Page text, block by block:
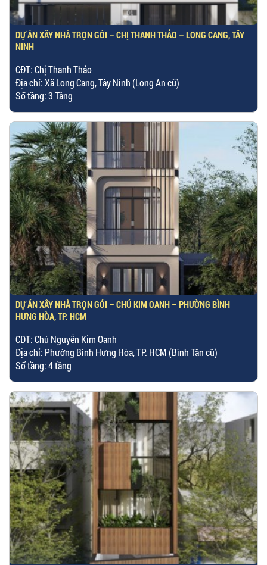
DỰ ÁN XÂY NHÀ TRỌN GÓI – CHỊ THANH THẢO – LONG CANG, TÂY
NINH
CĐT: Chị Thanh Thảo
Địa chỉ: Xã Long Cang, Tây Ninh (Long An cũ)
Số tầng: 3 Tầng
DỰ ÁN XÂY NHÀ TRỌN GÓI – CHÚ KIM OANH – PHƯỜNG BÌNH
HƯNG HÒA, TP. HCM
CĐT: Chú Nguyễn Kim Oanh
Địa chỉ: Phường Bình Hưng Hòa, TP. HCM (Bình Tân cũ)
Số tầng: 4 tầng